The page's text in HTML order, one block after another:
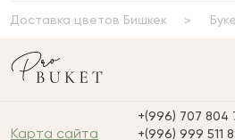
Доставка цветов Бишкек
Карта сайта
+(996) 707 804
+(996) 999 511